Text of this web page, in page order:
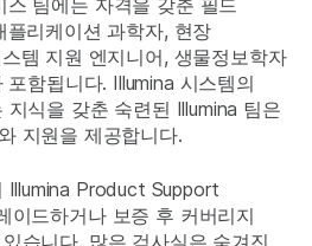
스 팀에는 자격을 갖춘 필드
리케이션 과학자, 현장
템 지원 엔지니어, 생물정보학자
함됩니다. Illumina 시스템의
식을 갖춘 숙련된 Illumina 팀은
지원을 제공합니다.
Illumina Product Support
이드하거나 보증 후 커버리지
습니다. 많은 검사실은 숨겨진